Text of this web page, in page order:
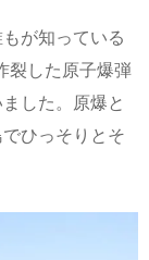
が知っている
裂した原子爆弾
した。原爆と
ひっそりとそ